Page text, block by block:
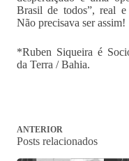
Brasil de todos”, real e
Não precisava ser assim!
*Ruben Siqueira é
da Terra / Bahia.
ANTERIOR
Posts relacionados